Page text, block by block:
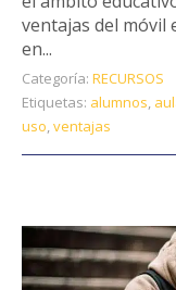
ventajas del móvil
en...
Categoría: RECURSOS
Etiquetas: alumnos,
uso,ventajas